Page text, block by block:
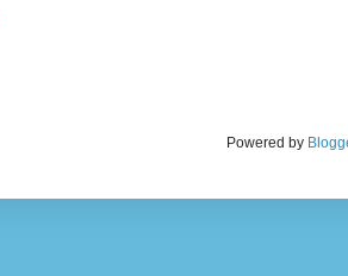
Powered by